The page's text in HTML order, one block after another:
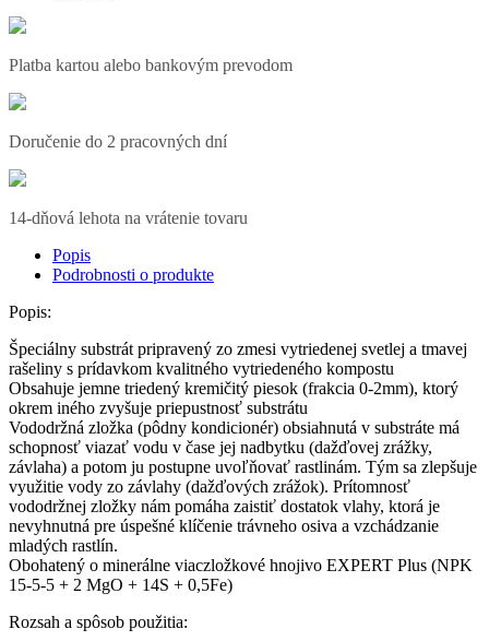
Platba kartou alebo bankovým prevodom
Doručenie do 2 pracovných dní
14-dňová lehota na vrátenie tovaru
Popis
Podrobnosti o produkte
Popis:
Špeciálny substrát pripravený zo zmesi vytriedenej svetlej a tmavej
rašeliny s prídavkom kvalitného vytriedeného kompostu
Obsahuje jemne triedený kremičitý piesok (frakcia 0-2mm), ktorý
okrem iného zvyšuje priepustnosť substrátu
Vododržná zložka (pôdny kondicionér) obsiahnutá v substráte má
schopnosť viazať vodu v čase jej nadbytku (dažďovej zrážky,
závlaha) a potom ju postupne uvoľňovať rastlinám. Tým sa zlepšuje
využitie vody zo závlahy (dažďových zrážok). Prítomnosť
vododržnej zložky nám pomáha zaistiť dostatok vlahy, ktorá je
nevyhnutná pre úspešné klíčenie trávneho osiva a vzchádzanie
mladých rastlín.
Obohatený o minerálne viaczložkové hnojivo EXPERT Plus (NPK
15-5-5 + 2 MgO + 14S + 0,5Fe)
Rozsah a spôsob použitia: